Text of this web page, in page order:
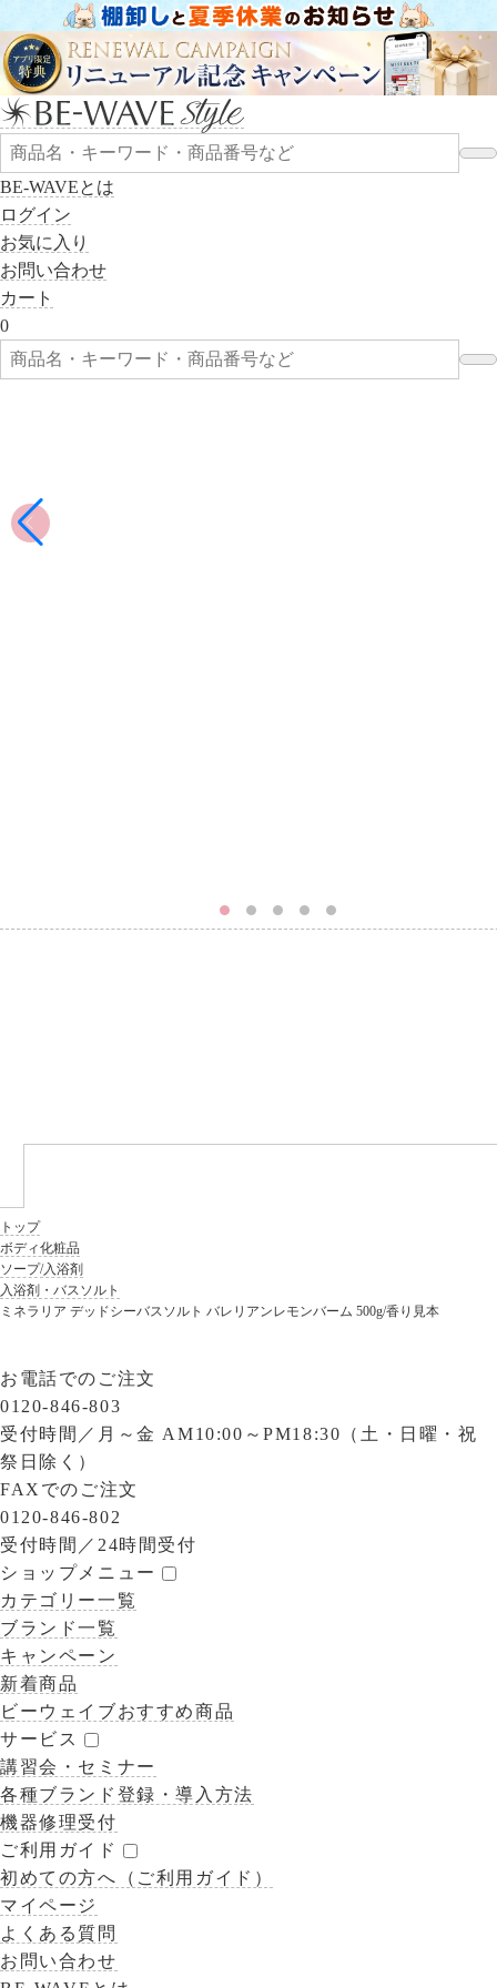
BE-WAVEとは
ログイン
お気に入り
お問い合わせ
カート
0
トップ
ボディ化粧品
ソープ/入浴剤
入浴剤・バスソルト
ミネラリア デッドシーバスソルト バレリアンレモンバーム 500g/香り見本
お電話でのご注文
0120-846-803
受付時間／ 月～金 AM10:00～PM18:30（土・日曜・祝
祭日除く）
FAXでのご注文
0120-846-802
受付時間／ 24時間受付
ショップメニュー
カテゴリー一覧
ブランド一覧
キャンペーン
新着商品
ビーウェイブおすすめ商品
サービス
講習会・セミナー
各種ブランド登録・導入方法
機器修理受付
ご利用ガイド
初めての方へ（ご利用ガイド）
マイページ
よくある質問
お問い合わせ